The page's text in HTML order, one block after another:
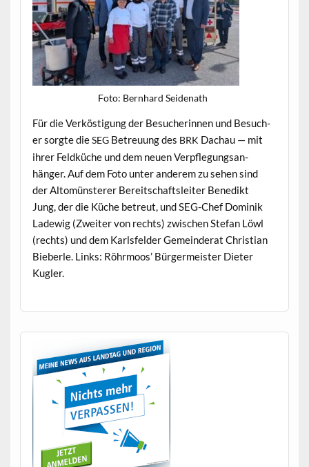
Foto: Bern­hard Seidenath
Für die Verkös­ti­gung der Besucherin­nen und Besuch­
er sorgte dieSEGBetreu­ung des BRK Dachau — mit
ihrer Feld­küche und dem neuen Verpfle­gungsan­
hänger. Auf dem Foto unter anderem zu sehen sind
der Altomün­ster­er Bere­itschaft­sleit­er Benedikt
Jung, der die Küche betreut, und SEG-Chef Dominik
Ladewig (Zweit­er von rechts) zwis­chen Ste­fan Löwl
(rechts) und dem Karls­felder Gemein­der­at Chris­t­ian
Bieber­le. Links: Röhrmoos’ Bürg­er­meis­ter Dieter
Kugler.